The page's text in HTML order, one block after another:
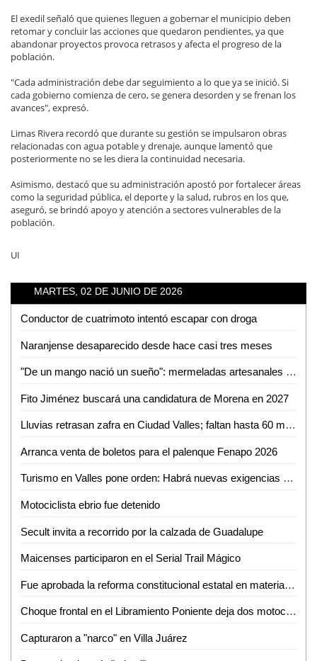
El exedil señaló que quienes lleguen a gobernar el municipio deben
retomar y concluir las acciones que quedaron pendientes, ya que
abandonar proyectos provoca retrasos y afecta el progreso de la
población.
"Cada administración debe dar seguimiento a lo que ya se inició. Si
cada gobierno comienza de cero, se genera desorden y se frenan los
avances", expresó.
Limas Rivera recordó que durante su gestión se impulsaron obras
relacionadas con agua potable y drenaje, aunque lamentó que
posteriormente no se les diera la continuidad necesaria.
Asimismo, destacó que su administración apostó por fortalecer áreas
como la seguridad pública, el deporte y la salud, rubros en los que,
aseguró, se brindó apoyo y atención a sectores vulnerables de la
población.
UI
MARTES, 02 DE JUNIO DE 2026
Conductor de cuatrimoto intentó escapar con droga
Naranjense desaparecido desde hace casi tres meses
"De un mango nació un sueño": mermeladas artesanales de Cerritos ya llegan hasta EUA
Fito Jiménez buscará una candidatura de Morena en 2027
Lluvias retrasan zafra en Ciudad Valles; faltan hasta 60 mil toneladas por cosechar
Arranca venta de boletos para el palenque Fenapo 2026
Turismo en Valles pone orden: Habrá nuevas exigencias para Airbnb, guías y parajes
Motociclista ebrio fue detenido
Secult invita a recorrido por la calzada de Guadalupe
Maicenses participaron en el Serial Trail Mágico
Fue aprobada la reforma constitucional estatal en materia electoral
Choque frontal en el Libramiento Poniente deja dos motociclistas inconscientes
Capturaron a "narco" en Villa Juárez